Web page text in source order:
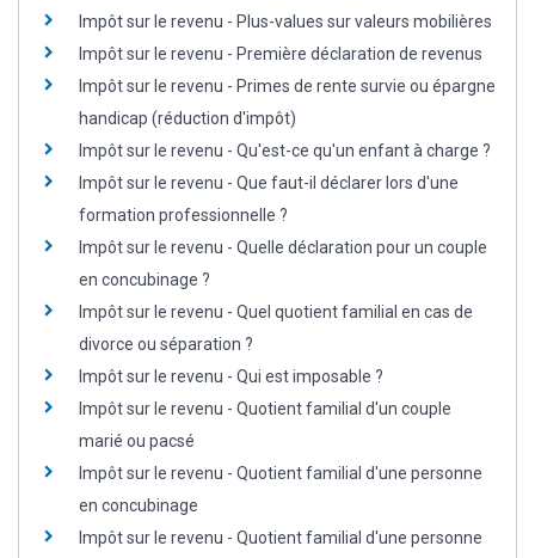
Impôt sur le revenu - Plus-values sur valeurs mobilières
Impôt sur le revenu - Première déclaration de revenus
Impôt sur le revenu - Primes de rente survie ou épargne
handicap (réduction d'impôt)
Impôt sur le revenu - Qu'est-ce qu'un enfant à charge ?
Impôt sur le revenu - Que faut-il déclarer lors d'une
formation professionnelle ?
Impôt sur le revenu - Quelle déclaration pour un couple
en concubinage ?
Impôt sur le revenu - Quel quotient familial en cas de
divorce ou séparation ?
Impôt sur le revenu - Qui est imposable ?
Impôt sur le revenu - Quotient familial d'un couple
marié ou pacsé
Impôt sur le revenu - Quotient familial d'une personne
en concubinage
Impôt sur le revenu - Quotient familial d'une personne